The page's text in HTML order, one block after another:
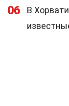
06
В